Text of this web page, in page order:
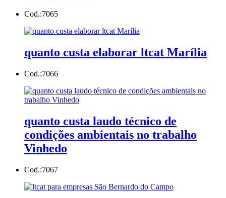
Cod.:7065
quanto custa elaborar ltcat Marília
Cod.:7066
quanto custa laudo técnico de
condições ambientais no trabalho
Vinhedo
Cod.:7067